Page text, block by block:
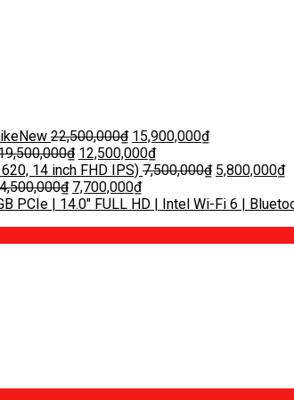
22,500,000₫ 15,900,000₫
₫ 12,500,000₫
14 inch FHD IPS) 7,500,000₫ 5,800,000₫
₫ 7,700,000₫
PCIe | 14.0″ FULL HD | Intel Wi-Fi 6 |